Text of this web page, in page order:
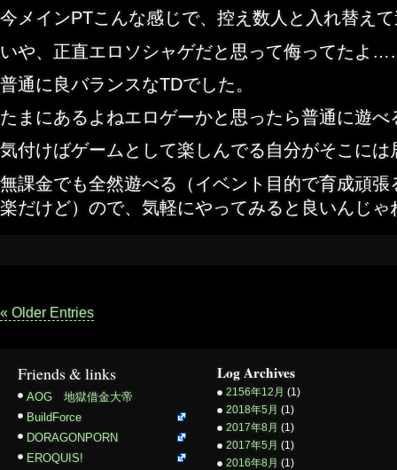
今メインPTこんな感じで、控え数人と入れ替え
いや、正直エロソシャゲだと思って侮ってたよ
普通に良バランスなTDでした。
たまにあるよねエロゲーかと思ったら普通に遊べ
気付けばゲームとして楽しんでる自分がそこには
無課金でも全然遊べる（イベント目的で育成頑
楽だけど）ので、気軽にやってみると良いんじゃ
« Older Entries
Friends & links
AOG 地獄借金大帝
BuildForce
DORAGONPORN
EROQUIS!
Log Archives
2156年12月 (1)
2018年5月 (1)
2017年8月 (1)
2017年5月 (1)
2016年8月 (1)